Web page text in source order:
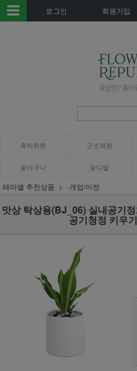
로그인 회원가입
축하화환 근조화환
꽃바구니 꽃다발
테마별 추천상품 -개업/이전
맛상 탁상용(BJ_06) 실내공기
공기청정 키우